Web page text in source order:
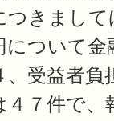
つきまして
について
、受益者負
４７件で、